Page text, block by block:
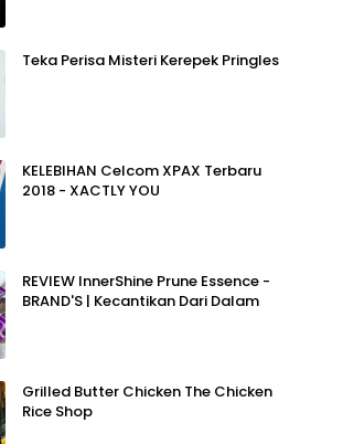
Teka Perisa Misteri Kerepek Pringles
KELEBIHAN Celcom XPAX Terbaru
2018 - XACTLY YOU
REVIEW InnerShine Prune Essence -
BRAND'S | Kecantikan Dari Dalam
Grilled Butter Chicken The Chicken
Rice Shop